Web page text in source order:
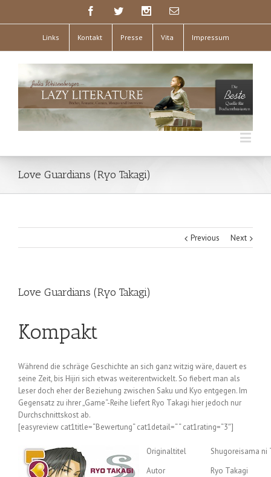
Links Kontakt Presse Vita Impressum
Love Guardians (Ryo Takagi)
Previous Next
Love Guardians (Ryo Takagi)
Kompakt
Während die schräge Geschichte an sich ganz witzig wäre, dauert es
seine Zeit, bis Hijiri sich etwas weiterentwickelt. So fiebert man als
Leser doch eher der Beziehung zwischen Saku und Kyo entgegen. Im
Gegensatz zu ihrer „Game“-Reihe liefert Ryo Takagi hier jedoch nur
Durchschnittskost ab.
[easyreview cat1title=“Bewertung“ cat1detail=“ “ cat1rating=“3″]
Originaltitel
Shugoreisama ni
Autor
Ryo Takagi